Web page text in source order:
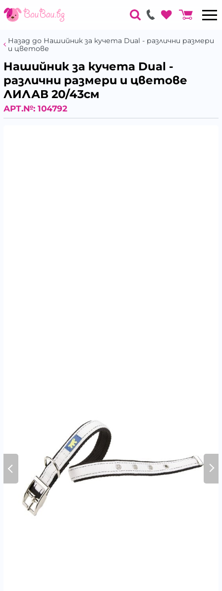
Назад до Нашийник за кучета Dual - различни размери
и цветове
Нашийник за кучета Dual -
различни размери и цветове
ЛИЛАВ 20/43см
АРТ.№: 104792